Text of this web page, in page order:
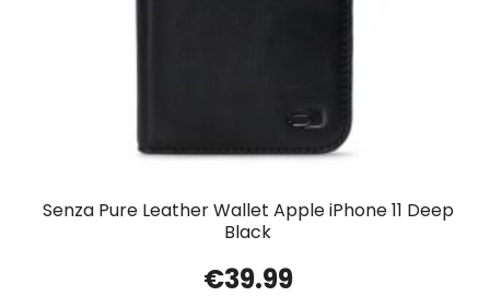
Senza Pure Leather Wallet Apple iPhone 11 Deep
Black
€39.99